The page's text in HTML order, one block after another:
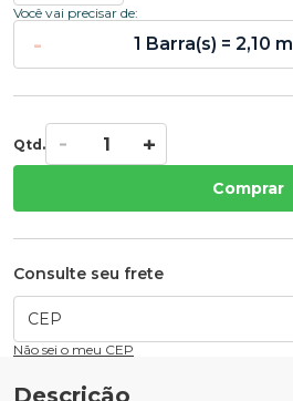
Você vai precisar de:
- 1 Barra(s) = 2,10 ml
Qtd.
Comprar
Consulte seu frete
Não sei o meu CEP